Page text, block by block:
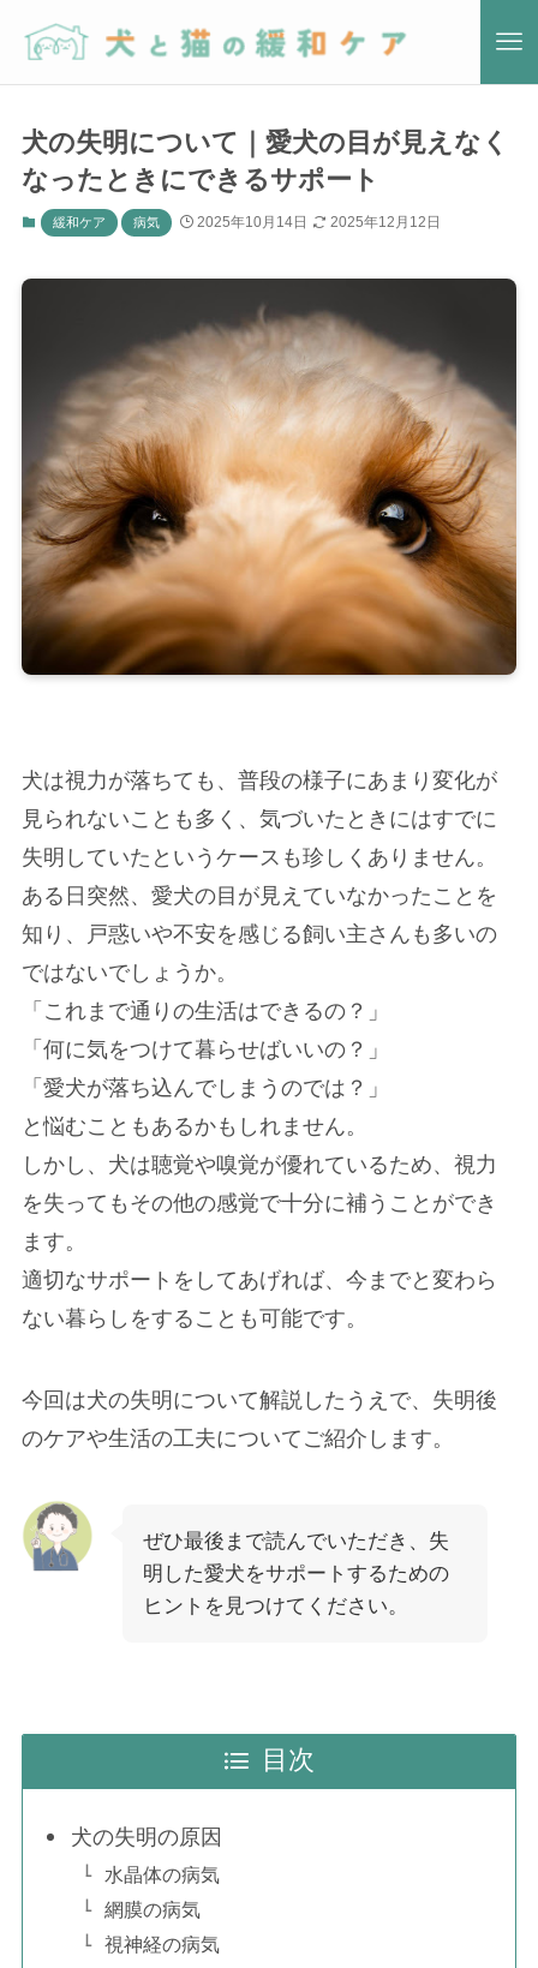
犬の失明について｜愛犬の目が見えなく
なったときにできるサポート
緩和ケア 病気 2025年10月14日 2025年12月12日
犬は視力が落ちても、普段の様子にあまり変化が
見られないことも多く、気づいたときにはすでに
失明していたというケースも珍しくありません。
ある日突然、愛犬の目が見えていなかったことを
知り、戸惑いや不安を感じる飼い主さんも多いの
ではないでしょうか。
「これまで通りの生活はできるの？」
「何に気をつけて暮らせばいいの？」
「愛犬が落ち込んでしまうのでは？」
と悩むこともあるかもしれません。
しかし、犬は聴覚や嗅覚が優れているため、視力
を失ってもその他の感覚で十分に補うことができ
ます。
適切なサポートをしてあげれば、今までと変わら
ない暮らしをすることも可能です。
今回は犬の失明について解説したうえで、失明後
のケアや生活の工夫についてご紹介します。
ぜひ最後まで読んでいただき、失
明した愛犬をサポートするための
ヒントを見つけてください。
目次
犬の失明の原因
水晶体の病気
網膜の病気
視神経の病気